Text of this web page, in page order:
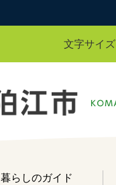
文字サイズ
暮らしのガイド